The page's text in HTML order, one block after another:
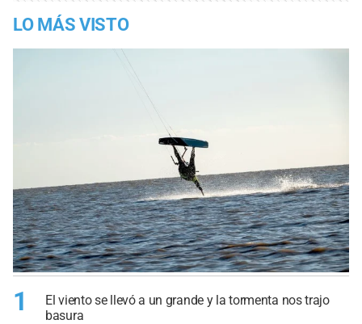
LO MÁS VISTO
1
El viento se llevó a un grande y la tormenta nos trajo
basura